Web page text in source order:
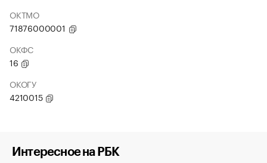
ОКТМО
71876000001
ОКФС
16
ОКОГУ
4210015
Интересное на РБК